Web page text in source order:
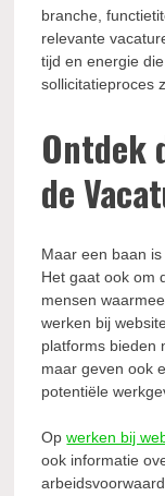
branche,
relevante
tijd en energie
sollicitatieproces
Ontdek
de
Maar een baan
Het gaat ook om
mensen
werken bij
platforms bieden
maar geven ook
potentiële
Opwerken bij
ook informatie